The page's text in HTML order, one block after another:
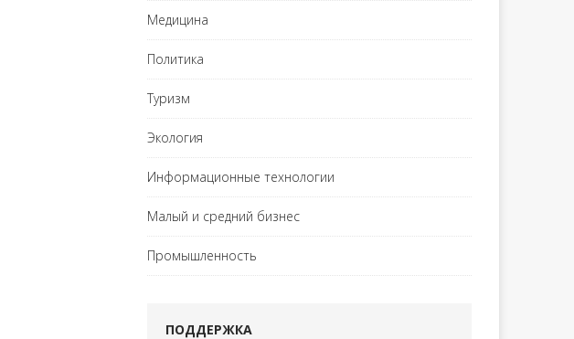
Медицина
Политика
Туризм
Экология
Информационные технологии
Малый и средний бизнес
Промышленность
ПОДДЕРЖКА